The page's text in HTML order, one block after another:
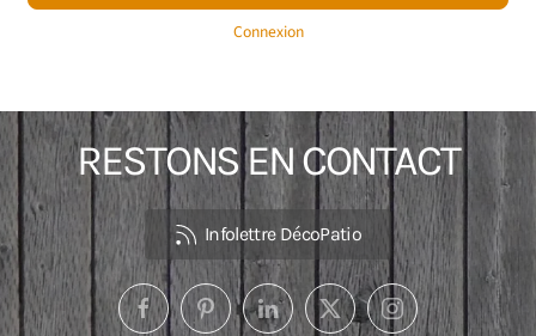
Connexion
RESTONS EN CONTACT
Infolettre DécoPatio